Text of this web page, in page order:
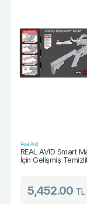
Real Avid
REAL AVID Smart
İçin Gelişmiş
5,452.00 TL